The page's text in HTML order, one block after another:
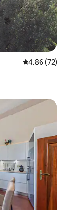
Calificación
4.86 (72)